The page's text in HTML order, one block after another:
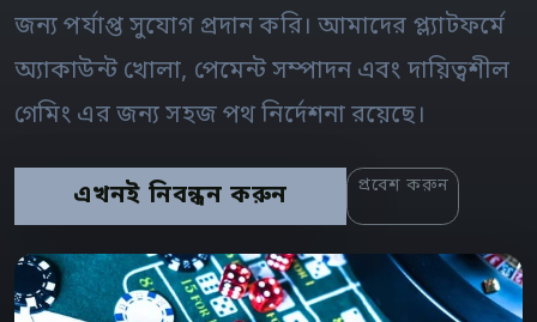
জন্য পর্যাপ্ত সুযোগ প্রদান করি। আমাদের প্ল্যাটফর্মে
অ্যাকাউন্ট খোলা, পেমেন্ট সম্পাদন এবং দায়িত্বশীল
গেমিং এর জন্য সহজ পথ নির্দেশনা রয়েছে।
এখনই নিবন্ধন করুন প্রবেশ করুন